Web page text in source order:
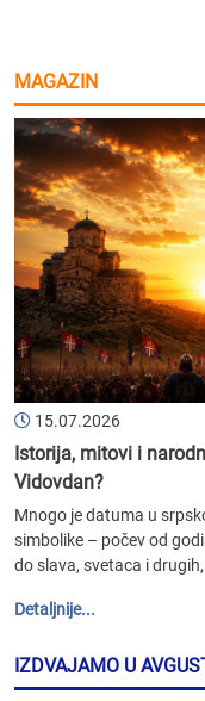
MAGAZIN
15.07.2026
Istorija, mitovi i
Vidovdan?
Mnogo je datuma u
simbolike – počev od
do slava, svetaca i
Detaljnije...
IZDVAJAMO U